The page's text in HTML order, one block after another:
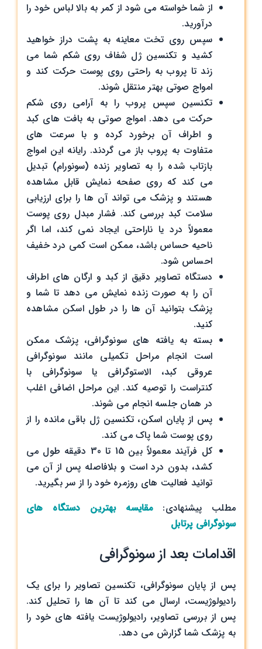
از شما خواسته می شود از کمر به بالا لباس خود را
درآورید.
سپس روی تخت معاینه به پشت دراز خواهید
کشید و تکنسین ژل شفاف روی شکم شما می
زند تا پروب به راحتی روی پوست حرکت کند و
امواج صوتی بهتر منتقل شوند.
تکنسین سپس پروب را به آرامی روی شکم
حرکت می ‌دهد. امواج صوتی به بافت‌ های کبد
و اطراف آن برخورد کرده و با سرعت‌ های
متفاوت به پروب باز می ‌گردند. رایانه این امواج
بازتاب شده را به تصاویر زنده (سونورام) تبدیل
می ‌کند که روی صفحه نمایش قابل مشاهده
هستند و پزشک می ‌تواند آن ها را برای ارزیابی
سلامت کبد بررسی کند. فشار مبدل روی پوست
معمولاً درد یا ناراحتی ایجاد نمی‌ کند، اما اگر
ناحیه حساس باشد، ممکن است کمی درد خفیف
احساس شود.
دستگاه تصاویر دقیق از کبد و ارگان های اطراف
آن را به صورت زنده نمایش می دهد تا شما و
پزشک بتوانید آن ها را در طول اسکن مشاهده
کنید.
بسته به یافته های سونوگرافی، پزشک ممکن
است انجام مراحل تکمیلی مانند سونوگرافی
عروقی کبد، الاستوگرافی یا سونوگرافی با
کنتراست را توصیه کند. این مراحل اضافی اغلب
در همان جلسه انجام می شوند.
پس از پایان اسکن، تکنسین ژل باقی مانده را از
روی پوست شما پاک می کند.
کل فرآیند معمولاً بین 15 تا 30 دقیقه طول می
کشد، بدون درد است و بلافاصله پس از آن می
توانید فعالیت های روزمره خود را از سر بگیرید.
مطلب پیشنهادی:مقایسه بهترین دستگاه های
سونوگرافی پرتابل
اقدامات بعد از سونوگرافی
پس از پایان سونوگرافی، تکنسین تصاویر را برای یک
رادیولوژیست، ارسال می کند تا آن ها را تحلیل کند.
پس از بررسی تصاویر، رادیولوژیست یافته های خود را
به پزشک شما گزارش می دهد.